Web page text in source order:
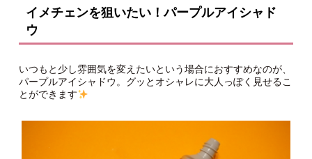
イメチェンを狙いたい！パープルアイシャド
ウ
いつもと少し雰囲気を変えたいという場合におすすめなのが、
パープルアイシャドウ。グッとオシャレに大人っぽく見せるこ
とができます